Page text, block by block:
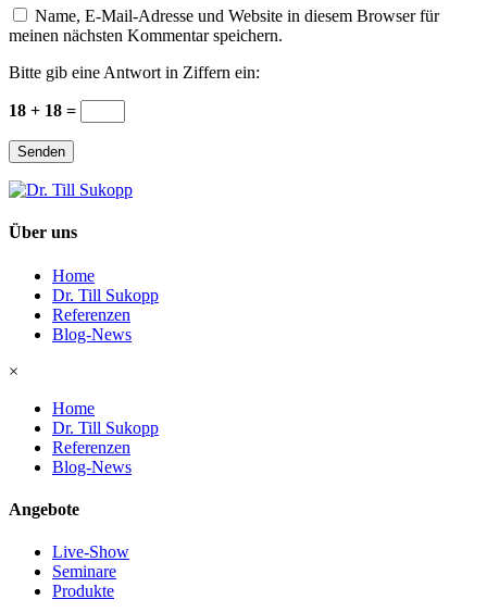
Name, E-Mail-Adresse und Website in diesem Browser für
meinen nächsten Kommentar speichern.
Bitte gib eine Antwort in Ziffern ein:
18 + 18 =
Senden
Über uns
Home
Dr. Till Sukopp
Referenzen
Blog-News
×
Home
Dr. Till Sukopp
Referenzen
Blog-News
Angebote
Live-Show
Seminare
Produkte